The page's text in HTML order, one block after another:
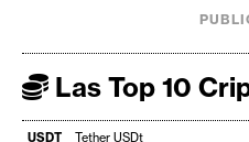
Las Top 10
USDT Tether USDt